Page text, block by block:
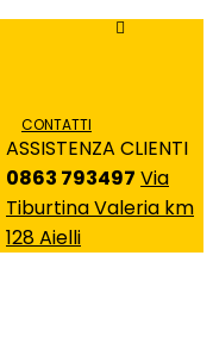
CONTATTI
ASSISTENZA CLIENTI
0863 793497 Via
Tiburtina Valeria km
128 Aielli